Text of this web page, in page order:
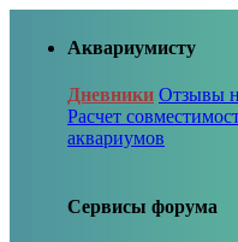
Аквариумисту
Дневники Отзывы
Расчет
аквариумов
Сервисы форума